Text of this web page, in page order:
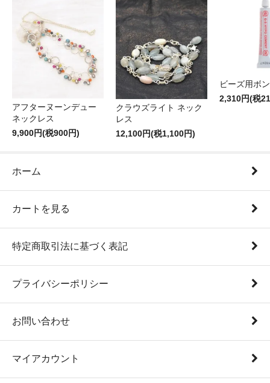
アフターヌーンデュー
ネックレス
9,900円(税900円)
クラウズライト ネック
レス
12,100円(税1,100円)
ビーズ用ボ
2,310円(税
ホーム
カートを見る
特定商取引法に基づく表記
プライバシーポリシー
お問い合わせ
マイアカウント